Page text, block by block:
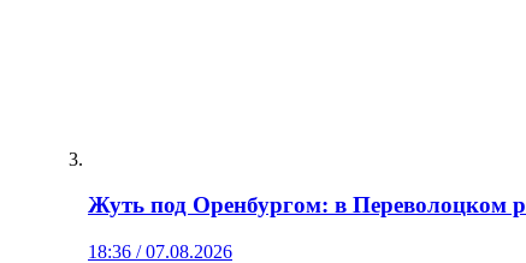
Жуть под Оренбургом: в Переволоцком
18:36 / 07.08.2026